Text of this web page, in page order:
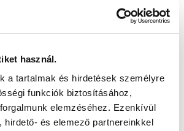
használ.
a tartalmak és hirdetések személyre
funkciók biztosításához,
elemzéséhez. Ezenkívül
hirdető- és elemező partnereinkkel